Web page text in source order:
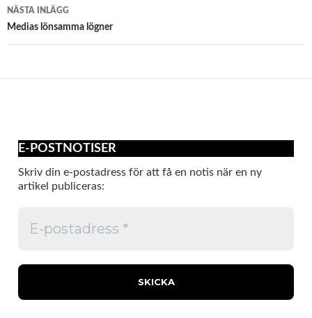
NÄSTA INLÄGG
Medias lönsamma lögner
E-POSTNOTISER
Skriv din e-postadress för att få en notis när en ny
artikel publiceras: